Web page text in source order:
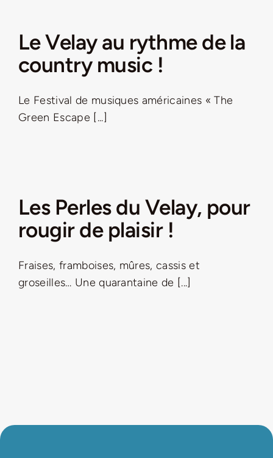
Le Velay au rythme de la
country music !
Le Festival de musiques américaines « The
Green Escape [...]
Les Perles du Velay, pour
rougir de plaisir !
Fraises, framboises, mûres, cassis et
groseilles… Une quarantaine de [...]